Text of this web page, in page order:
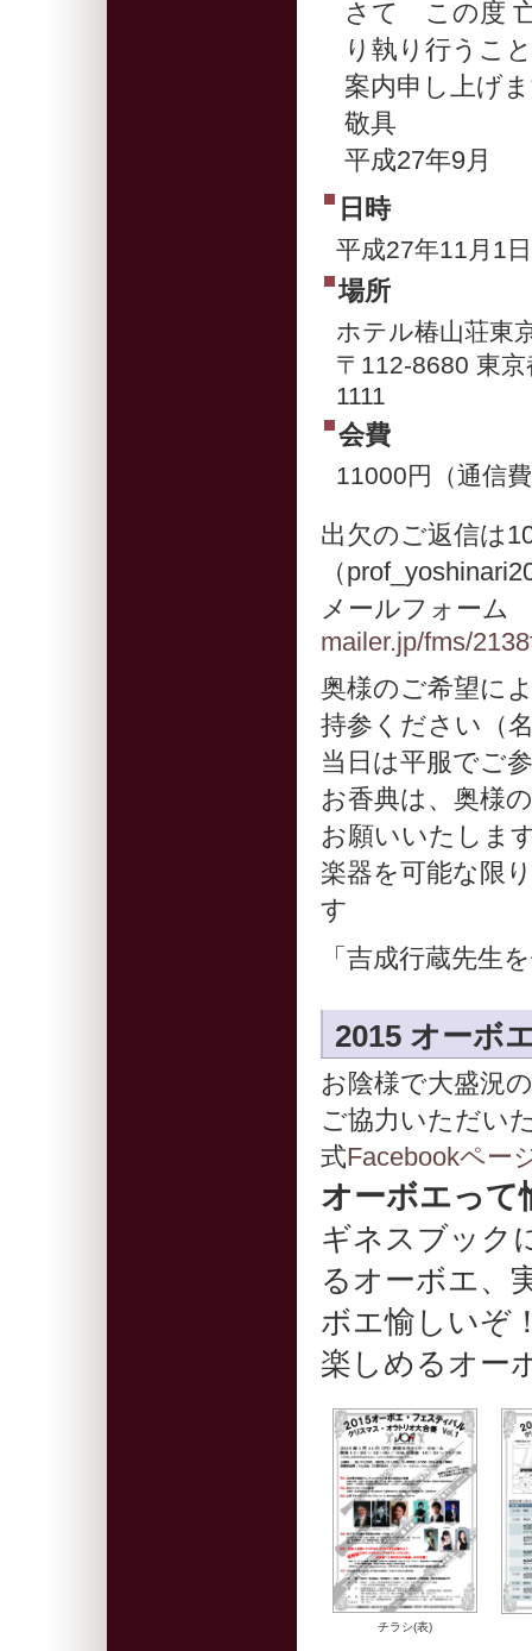
さて この度
り執り行うこ
案内申し上げ
敬具
平成27年9月
日時
平成27年11月1
場所
ホテル椿山荘東
〒112-8680 東
1111
会費
11000円（通信
出欠のご返信は
（
メールフォー
mailer.jp/fms/
奥様のご希望に
持参ください（
当日は平服でご
お香典は、奥様
お願いいたしま
楽器を可能な限
す
「吉成行蔵先生
2015 オーボ
お陰様で大盛況
ご協力いただい
式Facebookペー
オーボエって
ギネスブック
るオーボエ、
ボエ愉しいぞ
楽しめるオー
チラシ(表)